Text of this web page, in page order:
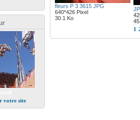
votre site
fleurs P 3 3615 JPG
640*426 Pixel
30.1 Ko
1